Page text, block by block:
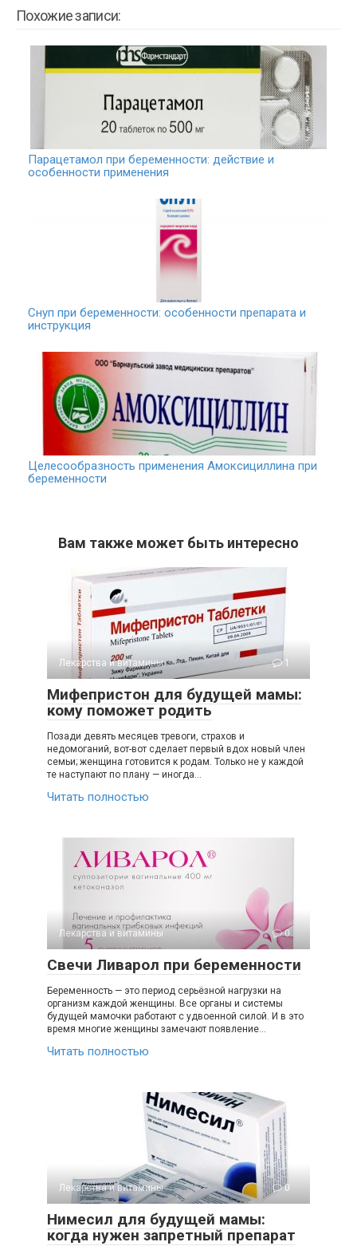
Похожие записи:
Парацетамол при беременности: действие и
особенности применения
Снуп при беременности: особенности препарата и
инструкция
Целесообразность применения Амоксициллина при
беременности
Вам также может быть интересно
Лекарства и витамины 1
Мифепристон для будущей мамы:
кому поможет родить
Позади девять месяцев тревоги, страхов и
недомоганий, вот-вот сделает первый вдох новый член
семьи; женщина готовится к родам. Только не у каждой
те наступают по плану — иногда…
Читать полностью
Лекарства и витамины 0
Свечи Ливарол при беременности
Беременность — это период серьёзной нагрузки на
организм каждой женщины. Все органы и системы
будущей мамочки работают с удвоенной силой. И в это
время многие женщины замечают появление…
Читать полностью
Лекарства и витамины 0
Нимесил для будущей мамы:
когда нужен запретный препарат